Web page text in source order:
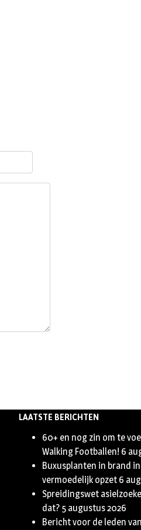
LAATSTE BERICHTEN
60+ en nog zin om te
Walking Footballen! 6
Buxusplanten in brand
vermoedelijk opzet 6
Spreidingswet
dat? 5 augustus 2026
Bericht voor de leden